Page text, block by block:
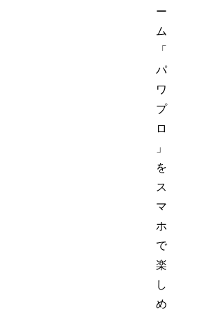
ー
ム
「
パ
ワ
プ
ロ
」
を
ス
マ
ホ
で
楽
し
め